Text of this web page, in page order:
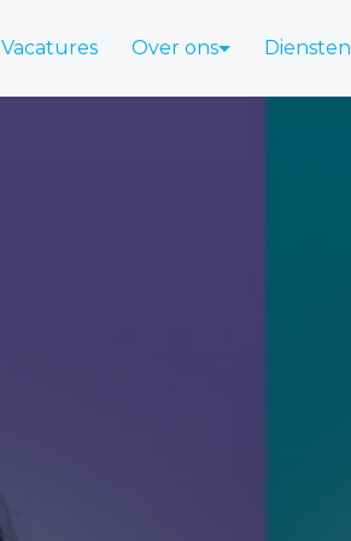
Vacatures Over ons Diensten